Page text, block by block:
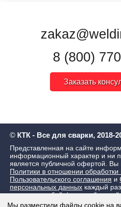
8 (800)
Заказать
Мы разместили файлы cookie на
© КТК - Все для сварки, 2018-
Представленная на сайте
информационный характер и ни
является публичной офертой. Вы
Политики в отношении
Пользовательского соглашения и
персональных данных каждый
данные в любой форме обратной
для сварки